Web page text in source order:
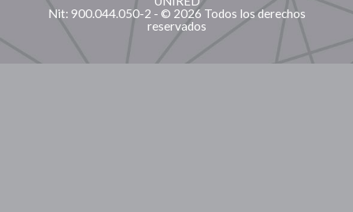
Nit: 900.044.050-2 - © 2026 Todos los derechos
reservados